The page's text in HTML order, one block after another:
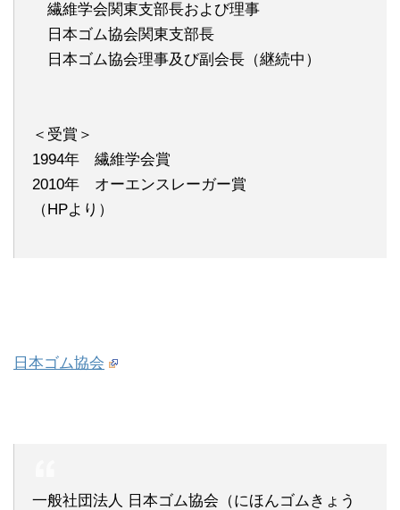
繊維学会関東支部長および理事
日本ゴム協会関東支部長
日本ゴム協会理事及び副会長（継続中）
＜受賞＞
1994年 繊維学会賞
2010年 オーエンスレーガー賞
（HPより）
日本ゴム協会
一般社団法人 日本ゴム協会（にほんゴムきょう